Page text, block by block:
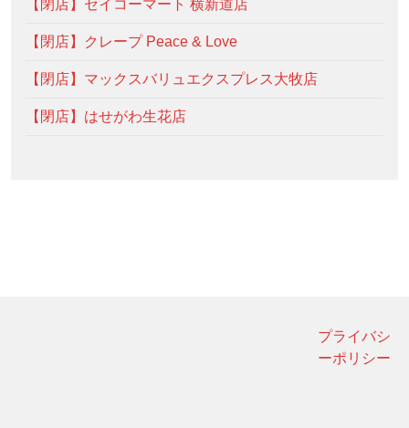
【閉店】セイコーマート 横新道店
【閉店】クレープ Peace & Love
【閉店】マックスバリュエクスプレス大牧店
【閉店】はせがわ生花店
プライバシ
ーポリシー